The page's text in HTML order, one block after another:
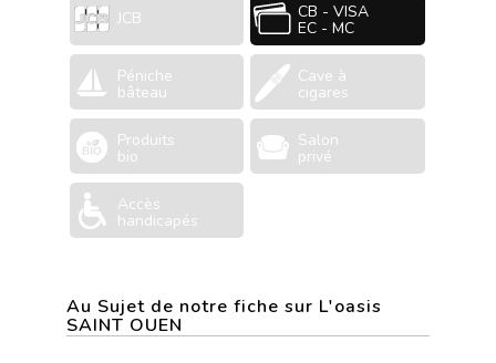
JCB CB - VISA
EC - MC
Péniche
bâteau
Cave à
cigares
Produits
bio
Salon
privé
Accès
handicapés
Au Sujet de notre fiche sur L'oasis
SAINT OUEN